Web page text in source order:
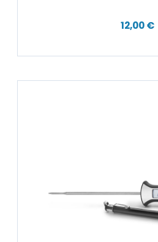
12,00 €